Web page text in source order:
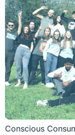
Conscious